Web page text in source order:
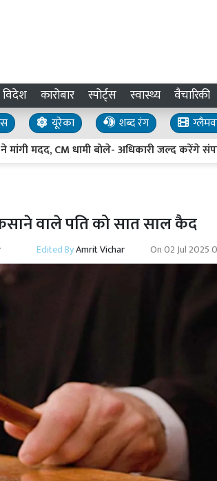
विदेश कारोबार स्पोर्ट्स स्वास्थ्य वैचारिकी
यूरेका शब्द रंग
CM धामी बोले- अधिकारी जल्द करेंगे संपर्क
वाले पति को सात साल कैद
Edited ByAmrit Vichar On02 Jul 2025